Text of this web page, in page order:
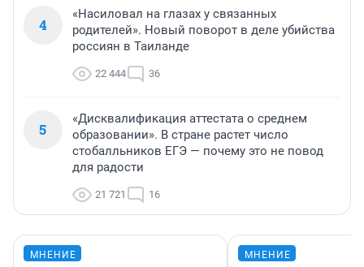
4
«Насиловал на глазах у связанных
родителей». Новый поворот в деле убийства
россиян в Таиланде
22 444 36
5
«Дисквалификация аттестата о среднем
образовании». В стране растет число
стобалльников ЕГЭ — почему это не повод
для радости
21 721 16
МНЕНИЕ МНЕНИЕ